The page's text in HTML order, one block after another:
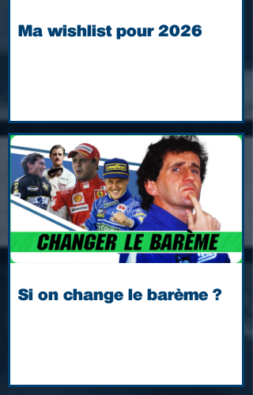
Ma wishlist pour 2026
Si on change le barème ?